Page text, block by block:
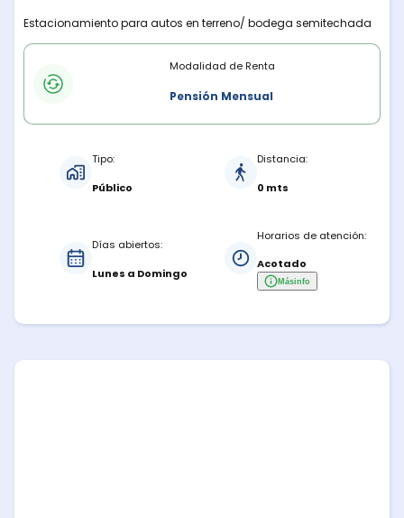
Descripción del lugar
Estacionamiento para autos en terreno/ bodega semitechada
Modalidades de rentaModalidad de Renta
Pensión Mensual
Tipo:
Público
Distancia:
0 mts
Días abiertos:
Lunes a Domingo
Horarios de atención:
Acotado
Másinfo